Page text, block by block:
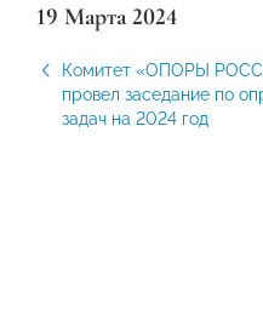
19 Марта 2024
Комитет «ОПОРЫ
провел заседание по
задач на 2024 год